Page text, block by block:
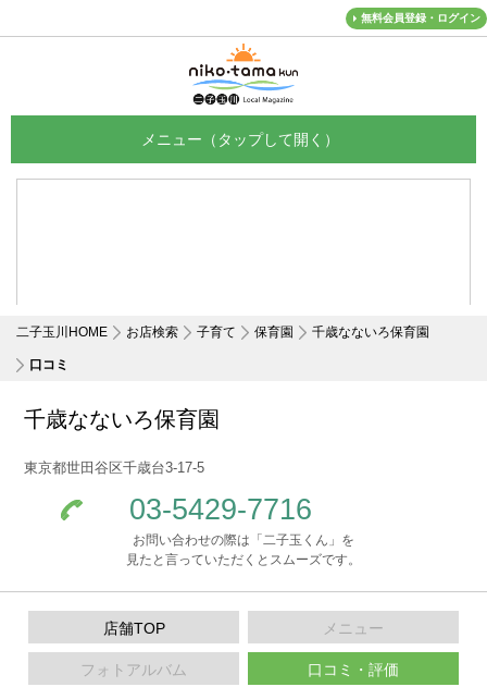
無料会員登録・ログイン
二子玉川HOME お店検索 子育て 保育園 千歳なないろ保育園
口コミ
千歳なないろ保育園
東京都世田谷区千歳台3-17-5
03-5429-7716
お問い合わせの際は「二子玉くん」を
見たと言っていただくとスムーズです。
店舗TOP メニュー
フォトアルバム 口コミ・評価
メニュー